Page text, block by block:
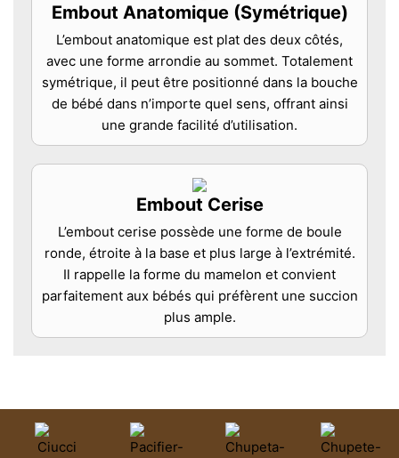
Embout Anatomique (Symétrique)
L’embout anatomique est plat des deux côtés,
avec une forme arrondie au sommet. Totalement
symétrique, il peut être positionné dans la bouche
de bébé dans n’importe quel sens, offrant ainsi
une grande facilité d’utilisation.
Embout Cerise
L’embout cerise possède une forme de boule
ronde, étroite à la base et plus large à l’extrémité.
Il rappelle la forme du mamelon et convient
parfaitement aux bébés qui préfèrent une succion
plus ample.